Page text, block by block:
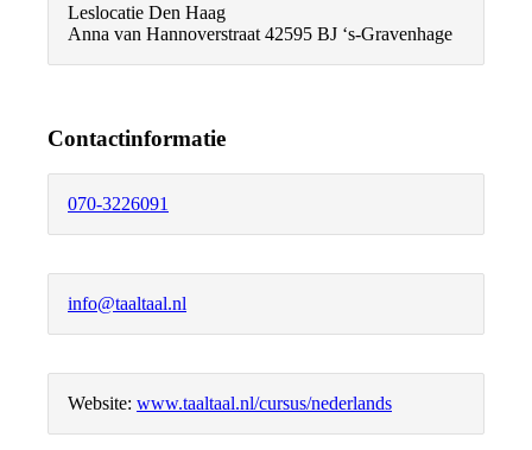
Leslocatie Den Haag
Anna van Hannoverstraat 42595 BJ ‘s-Gravenhage
Contactinformatie
070-3226091
info@taaltaal.nl
Website: www.taaltaal.nl/cursus/nederlands